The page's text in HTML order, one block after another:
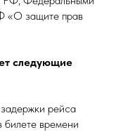
«О защите прав
следующие
рейса
билете времени